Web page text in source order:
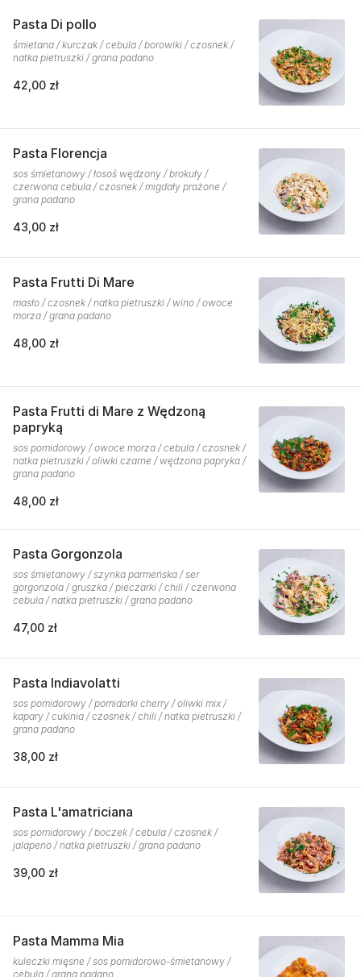
Pasta Di pollo
śmietana / kurczak / cebula / borowiki / czosnek /
natka pietruszki / grana padano
42,00 zł
Pasta Florencja
sos śmietanowy / łosoś wędzony / brokuły /
czerwona cebula / czosnek / migdały prażone /
grana padano
43,00 zł
Pasta Frutti Di Mare
masło / czosnek / natka pietruszki / wino / owoce
morza / grana padano
48,00 zł
Pasta Frutti di Mare z Wędzoną
papryką
sos pomidorowy / owoce morza / cebula / czosnek /
natka pietruszki / oliwki czarne / wędzona papryka /
grana padano
48,00 zł
Pasta Gorgonzola
sos śmietanowy / szynka parmeńska / ser
gorgonzola / gruszka / pieczarki / chili / czerwona
cebula / natka pietruszki / grana padano
47,00 zł
Pasta Indiavolatti
sos pomidorowy / pomidorki cherry / oliwki mix /
kapary / cukinia / czosnek / chili / natka pietruszki /
grana padano
38,00 zł
Pasta L'amatriciana
sos pomidorowy / boczek / cebula / czosnek /
jalapeno / natka pietruszki / grana padano
39,00 zł
Pasta Mamma Mia
kuleczki mięsne / sos pomidorowo-śmietanowy /
cebula / grana padano